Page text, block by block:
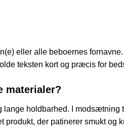
eller alle beboernes
teksten kort og præcis for
materialer?
holdbarhed. I
produkt, der patinerer smukt